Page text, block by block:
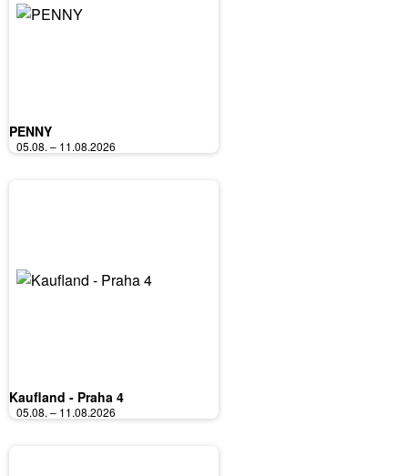
PENNY
05.08. – 11.08.2026
Kaufland - Praha 4
05.08. – 11.08.2026